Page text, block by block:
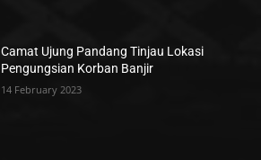
Camat Ujung Pandang Tinjau Lokasi
Pengungsian Korban Banjir
14 February 2023